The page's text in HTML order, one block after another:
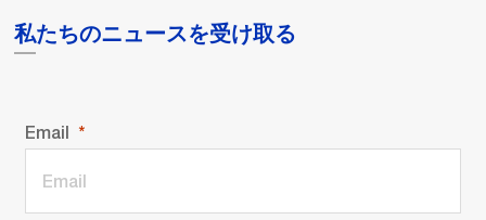
私たちのニュースを受け取る
Email